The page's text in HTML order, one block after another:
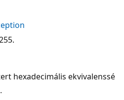
hexadecimális ekvivalenssé